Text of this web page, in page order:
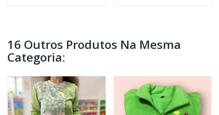
16 Outros Produtos Na Mesma
Categoria: